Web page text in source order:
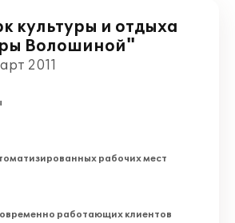
культуры и отдыха
Волошиной"
2011
рабочих мест
работающих клиентов